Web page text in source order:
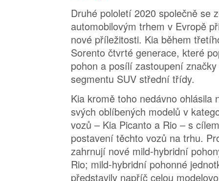
Druhé pololetí 2020 společně se
automobilovým trhem v Evropě
nové příležitosti. Kia během
Sorento čtvrté generace, které
pohon a posílí zastoupení
segmentu SUV střední třídy.
Kia kromě toho nedávno ohlásila
svých oblíbených modelů v
vozů – Kia Picanto a Rio – s
postavení těchto vozů na trhu.
zahrnují nové mild-hybridní
Rio; mild-hybridní pohonné
představily napříč celou